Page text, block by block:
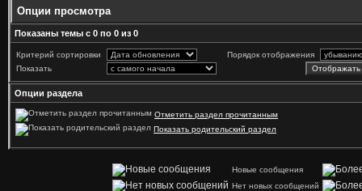
Опции просмотра
Показаны темы с 0 по 0 из 0
Критерий сортировки
Порядок отображения
Показать
Опции раздела
Отметить раздел прочитанным
Показать родительский раздел
Новые сообщения
Нет новых сообщений